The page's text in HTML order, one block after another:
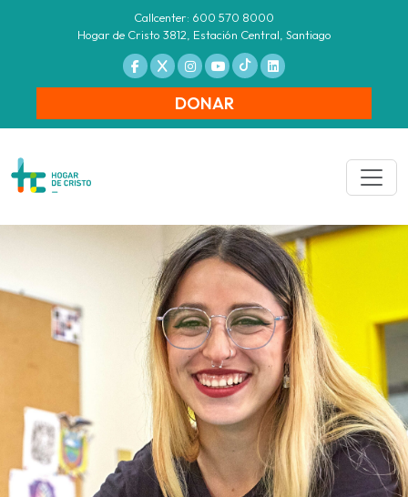
Callcenter: 600 570 8000
Hogar de Cristo 3812, Estación Central, Santiago
DONAR